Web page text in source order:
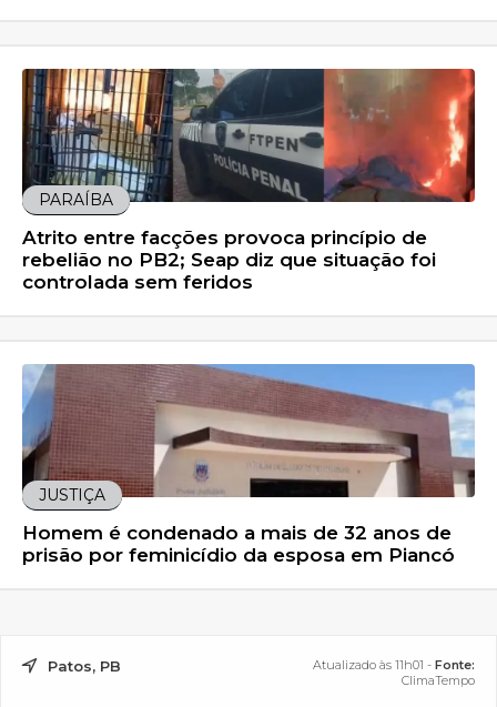
PARAÍBA
Atrito entre facções provoca princípio de
rebelião no PB2; Seap diz que situação foi
controlada sem feridos
JUSTIÇA
Homem é condenado a mais de 32 anos de
prisão por feminicídio da esposa em Piancó
Patos, PB Atualizado às 11h01 - Fonte:
ClimaTempo